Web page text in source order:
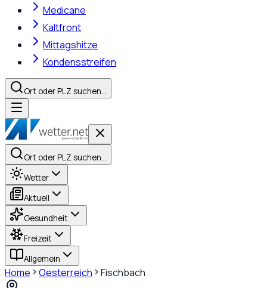
Medicane
Kaltfront
Mittagshitze
Kondensstreifen
Ort oder PLZ suchen…
Ort oder PLZ suchen…
Wetter
Aktuell
Gesundheit
Freizeit
Allgemein
Home Oesterreich Fischbach